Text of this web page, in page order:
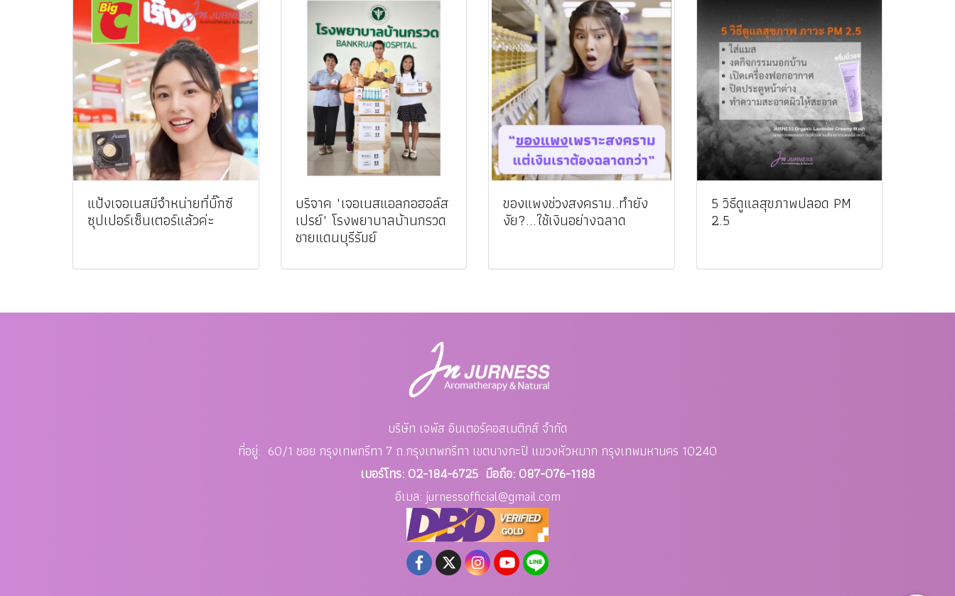
แป้งเจอเนสมีจำหน่ายที่บิ๊กซี
ซุปเปอร์เซ็นเตอร์แล้วค่ะ
บริจาค "เจอเนสแอลกอฮอล์ส
เปรย์" โรงพยาบาลบ้านกรวด
ชายแดนบุรีรัมย์
ของแพงช่วงสงคราม..ทำยัง
งัย?...ใช้เงินอย่างฉลาด
5 วิธีดูแลสุขภาพปลอด PM
2.5
บริษัท เจพัส อินเตอร์คอสเมติกส์ จำกัด
ที่อยู่: 60/1 ซอย กรุงเทพกรีทา 7 ถ.กรุงเทพกรีทา เขตบางกะปิ แขวงหัวหมาก กรุงเทพมหานคร 10240
เบอร์โทร: 02-184-6725 มือถือ: 087-076-1188
อีเมล: jurnessofficial@gmail.com